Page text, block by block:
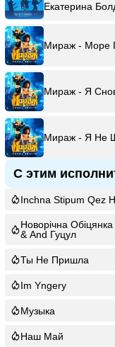
Екатерина
Мираж - Море
Мираж - Я
Мираж - Я Не
С этим
Inchna Stipum Qez
Новорічна
& And Гуцул
Ты Не Пришла
Im Yngery
Музыка
Наш Май